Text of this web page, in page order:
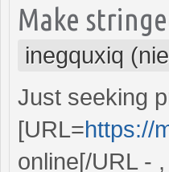
Make
inegquxiq
Just seeking
[URL=https://
online[/URL -